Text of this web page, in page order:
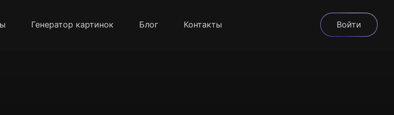
Генератор картинок Блог Контакты Войти